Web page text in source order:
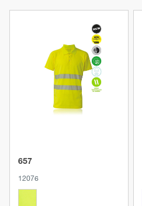
Produkt anzeigen
657
12076